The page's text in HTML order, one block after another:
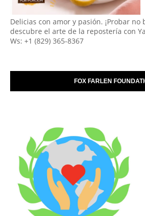
Delicias con amor y pasión. ¡Probar no
descubre el arte de la repostería con
Ws: +1 (829) 365-8367
FOX FARLEN